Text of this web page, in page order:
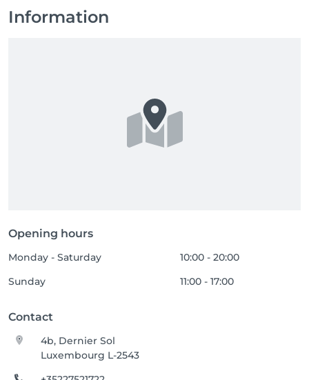
Information
Opening hours
Monday - Saturday
10:00 - 20:00
Sunday
11:00 - 17:00
Contact
4b, Dernier Sol
Luxembourg L-2543